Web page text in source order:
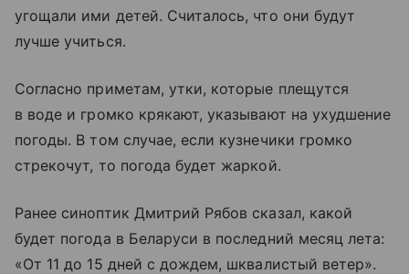
угощали ими детей. Считалось, что они будут
лучше учиться.
Согласно приметам, утки, которые плещутся
в воде и громко крякают, указывают на ухудшение
погоды. В том случае, если кузнечики громко
стрекочут, то погода будет жаркой.
Ранее синоптик Дмитрий Рябов сказал, какой
будет погода в Беларуси в последний месяц лета:
«От 11 до 15 дней с дождем, шквалистый ветер».